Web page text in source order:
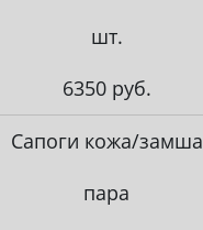
шт.
6350 руб.
Сапоги кожа/замша
пара